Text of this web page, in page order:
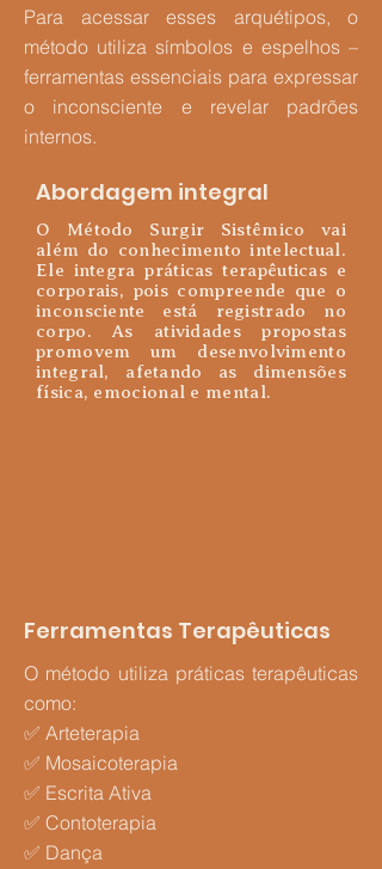
Para acessar esses arquétipos, o
método utiliza símbolos e espelhos –
ferramentas essenciais para expressar
o inconsciente e revelar padrões
internos.
Abordagem integral
​O Método Surgir Sistêmico vai
além do conhecimento intelectual.
Ele integra práticas terapêuticas e
corporais, pois compreende que o
inconsciente está registrado no
corpo. As atividades propostas
promovem um desenvolvimento
integral, afetando as dimensões
física, emocional e mental.
Ferramentas Terapêuticas
O método utiliza práticas terapêuticas
como:
✅ Arteterapia
✅ Mosaicoterapia
✅ Escrita Ativa
✅ Contoterapia
✅ Dança